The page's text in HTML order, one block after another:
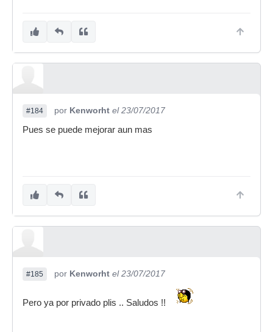
#184 por Kenworht el 23/07/2017
Pues se puede mejorar aun mas
#185 por Kenworht el 23/07/2017
Pero ya por privado plis .. Saludos !!